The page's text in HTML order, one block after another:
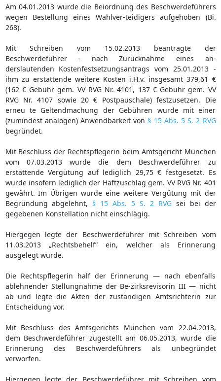
Am 04.01.2013 wurde die Beiordnung des Beschwerdeführers
wegen Bestellung eines Wahlver-teidigers aufgehoben (Bi.
268).
Mit Schreiben vom 15.02.2013 beantragte der
Beschwerdeführer - nach Zurücknahme eines an-
derslautenden Kostenfestsetzungsantrags vom 25.01.2013 -
ihm zu erstattende weitere Kosten i.H.v. insgesamt 379,61 €
(162 € Gebühr gem. VV RVG Nr. 4101, 137 € Gebühr gem. VV
RVG Nr. 4107 sowie 20 € Postpauschale) festzusetzen. Die
erneu te Geltendmachung der Gebühren wurde mit einer
(zumindest analogen) Anwendbarkeit von § 15 Abs. 5 S. 2 RVG
begründet.
Mit Beschluss der Rechtspflegerin beim Amtsgericht München
vom 07.03.2013 wurde die dem Beschwerdeführer zu
erstattende Vergütung auf lediglich 29,75 € festgesetzt. Es
wurde insofern lediglich der Haftzuschlag gem. VV RVG Nr. 401
gewährt. Im Übrigen wurde eine weitere Vergütung mit der
Begründung abgelehnt, § 15 Abs. 5 S. 2 RVGsei bei der
gegebenen Konstellation nicht einschlägig.
Hiergegen legte der Beschwerdeführer mit Schreiben vom
11.03.2013 „Rechtsbehelf“ ein, welcher als Erinnerung
ausgelegt wurde.
Die Rechtspflegerin half der Erinnerung — nach ebenfalls
ablehnender Stellungnahme der Be-zirksrevisorin III — nicht
ab und legte die Akten der zuständigen Amtsrichterin zur
Entscheidung vor.
Mit Beschluss des Amtsgerichts München vom 22.04.2013,
dem Beschwerdeführer zugestellt am 06.05.2013, wurde die
Erinnerung des Beschwerdeführers als unbegründet
verworfen.
Hiergegen legte der Beschwerdeführer mit Schreiben vom